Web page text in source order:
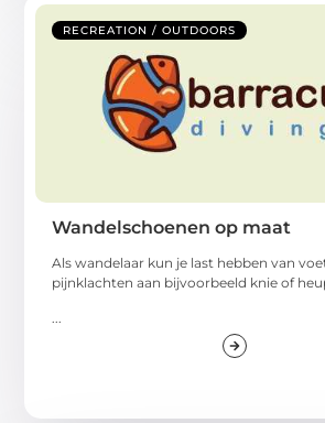
RECREATION / OUTDOORS
Wandelschoenen op maat
Als wandelaar kun je last hebben van
pijnklachten aan bijvoorbeeld knie of